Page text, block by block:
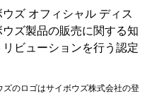
ズ オフィシャル ディス
ズ製品の販売に関する知
ビューションを行う認定
のロゴはサイボウズ株式会社の登